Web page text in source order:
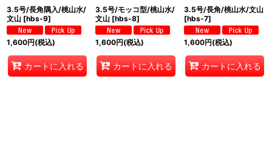
3.5号/長角隅入/桃山水/
文山 [hbs-9]
1,600円(税込)
カートに入れる
3.5号/モッコ型/桃山水/
文山 [hbs-8]
1,600円(税込)
カートに入れる
3.5号/長角/桃山水/文山
[hbs-7]
1,600円(税込)
カートに入れる